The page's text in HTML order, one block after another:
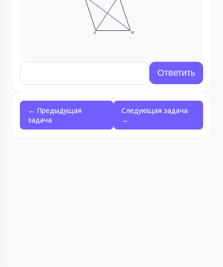
R
S
← Предыдущая
задача
Следующая задача
→